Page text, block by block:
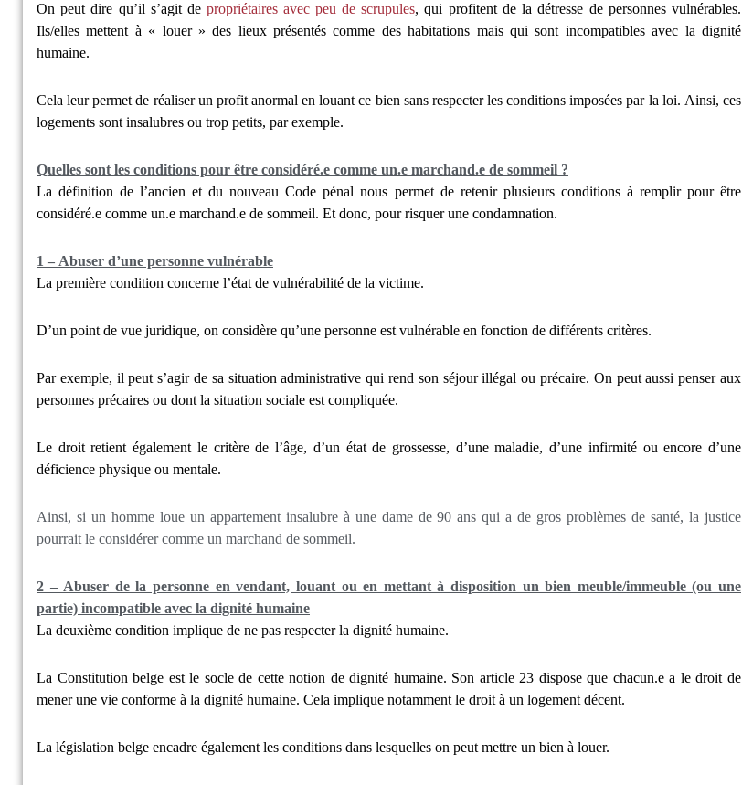
On peut dire qu’il s’agit de propriétaires avec peu de scrupules, qui profitent de la détresse de personnes vulnérables.
Ils/elles mettent à « louer » des lieux présentés comme des habitations mais qui sont incompatibles avec la dignité
humaine.
Cela leur permet de réaliser un profit anormal en louant ce bien sans respecter les conditions imposées par la loi. Ainsi, ces
logements sont insalubres ou trop petits, par exemple.
Quelles sont les conditions pour être considéré.e comme un.e marchand.e de sommeil ?
La définition de l’ancien et du nouveau Code pénal nous permet de retenir plusieurs conditions à remplir pour être
considéré.e comme un.e marchand.e de sommeil. Et donc, pour risquer une condamnation.
1 – Abuser d’une personne vulnérable
La première condition concerne l’état de vulnérabilité de la victime.
D’un point de vue juridique, on considère qu’une personne est vulnérable en fonction de différents critères.
Par exemple, il peut s’agir de sa situation administrative qui rend son séjour illégal ou précaire. On peut aussi penser aux
personnes précaires ou dont la situation sociale est compliquée.
Le droit retient également le critère de l’âge, d’un état de grossesse, d’une maladie, d’une infirmité ou encore d’une
déficience physique ou mentale.
Ainsi, si un homme loue un appartement insalubre à une dame de 90 ans qui a de gros problèmes de santé, la justice
pourrait le considérer comme un marchand de sommeil.
2 – Abuser de la personne en vendant, louant ou en mettant à disposition un bien meuble/immeuble (ou une
partie) incompatible avec la dignité humaine
La deuxième condition implique de ne pas respecter la dignité humaine.
La Constitution belge est le socle de cette notion de dignité humaine. Son article 23 dispose que chacun.e a le droit de
mener une vie conforme à la dignité humaine. Cela implique notamment le droit à un logement décent.
La législation belge encadre également les conditions dans lesquelles on peut mettre un bien à louer.